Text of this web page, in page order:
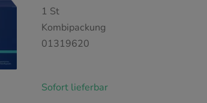
1 St
Kombipackung
01319620
Sofort lieferbar